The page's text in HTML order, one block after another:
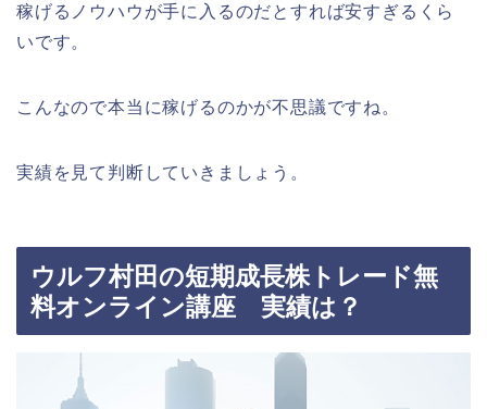
稼げるノウハウが手に入るのだとすれば安すぎるくら
いです。
こんなので本当に稼げるのかが不思議ですね。
実績を見て判断していきましょう。
ウルフ村田の短期成長株トレード無
料オンライン講座 実績は？